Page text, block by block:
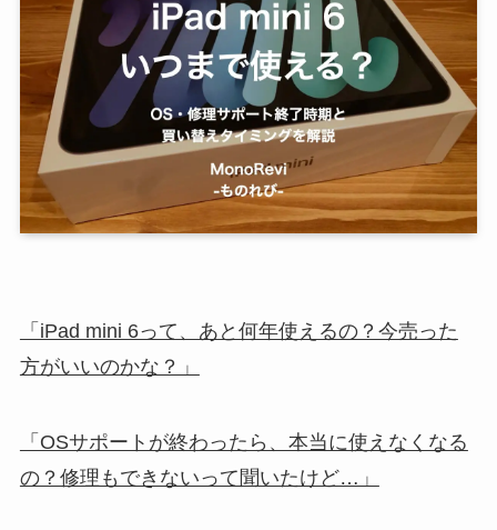
「iPad mini 6って、あと何年使えるの？今売った
方がいいのかな？」
「OSサポートが終わったら、本当に使えなくなる
の？修理もできないって聞いたけど…」